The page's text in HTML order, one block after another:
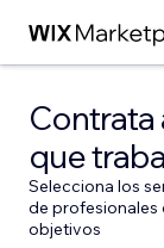
Contrata
que
Selecciona los
de profesionales
objetivos